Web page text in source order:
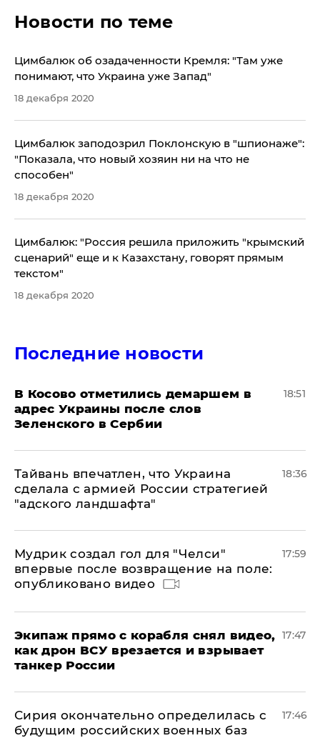
Новости по теме
Цимбалюк об озадаченности Кремля: "Там уже
понимают, что Украина уже Запад"
18 декабря 2020
Цимбалюк заподозрил Поклонскую в "шпионаже":
"Показала, что новый хозяин ни на что не
способен"
18 декабря 2020
​Цимбалюк: "Россия решила приложить "крымский
сценарий" еще и к Казахстану, говорят прямым
текстом"
18 декабря 2020
Последние новости
В Косово отметились демаршем в
адрес Украины после слов
Зеленского в Сербии
18:51
Тайвань впечатлен, что Украина
сделала с армией России стратегией
"адского ландшафта"
18:36
Мудрик создал гол для "Челси"
впервые после возвращение на поле:
опубликовано видео
17:59
Экипаж прямо с корабля снял видео,
как дрон ВСУ врезается и взрывает
танкер России
17:47
Сирия окончательно определилась с
будущим российских военных баз
17:46